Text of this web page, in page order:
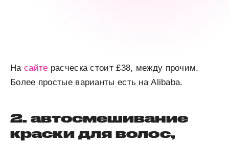
На сайте расческа стоит £38, между прочим.
Более простые варианты есть на Alibaba.
2. автосмешивание
краски для волос,